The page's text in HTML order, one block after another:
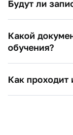
высшее
деканата).
Будут ли
Какой
обучения?
Как проходит